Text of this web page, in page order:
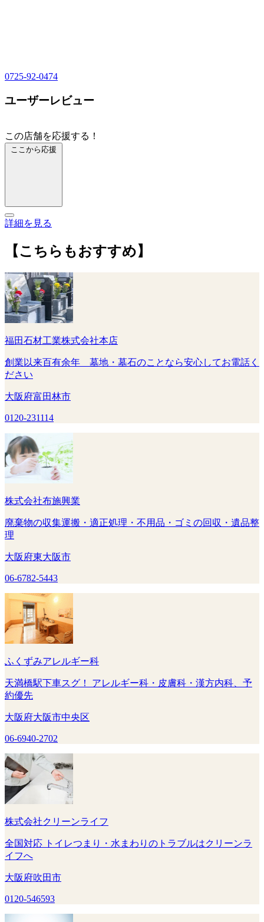
0725-92-0474
ユーザーレビュー
この店舗を応援する！
ここから応援
詳細を見る
【こちらもおすすめ】
福田石材工業株式会社本店
創業以来百有余年 墓地・墓石のことなら安心してお電話く
ださい
大阪府富田林市
0120-231114
株式会社布施興業
廃棄物の収集運搬・適正処理・不用品・ゴミの回収・遺品整
理
大阪府東大阪市
06-6782-5443
ふくずみアレルギー科
天満橋駅下車スグ！ アレルギー科・皮膚科・漢方内科、予
約優先
大阪府大阪市中央区
06-6940-2702
株式会社クリーンライフ
全国対応 トイレつまり・水まわりのトラブルはクリーンラ
イフへ
大阪府吹田市
0120-546593